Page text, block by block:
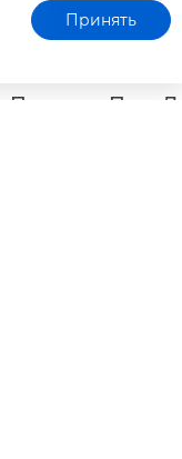
Принять